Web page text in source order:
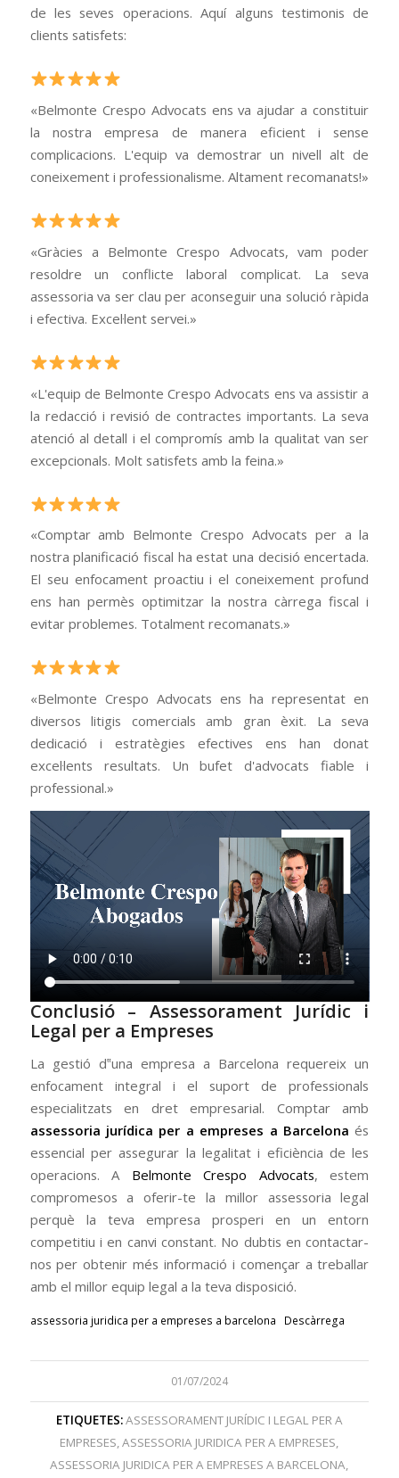
de les seves operacions. Aquí alguns testimonis de
clients satisfets:
«Belmonte Crespo Advocats ens va ajudar a constituir
la nostra empresa de manera eficient i sense
complicacions. L'equip va demostrar un nivell alt de
coneixement i professionalisme. Altament recomanats!»
«Gràcies a Belmonte Crespo Advocats, vam poder
resoldre un conflicte laboral complicat. La seva
assessoria va ser clau per aconseguir una solució ràpida
i efectiva. Excel·lent servei.»
«L'equip de Belmonte Crespo Advocats ens va assistir a
la redacció i revisió de contractes importants. La seva
atenció al detall i el compromís amb la qualitat van ser
excepcionals. Molt satisfets amb la feina.»
«Comptar amb Belmonte Crespo Advocats per a la
nostra planificació fiscal ha estat una decisió encertada.
El seu enfocament proactiu i el coneixement profund
ens han permès optimitzar la nostra càrrega fiscal i
evitar problemes. Totalment recomanats.»
«Belmonte Crespo Advocats ens ha representat en
diversos litigis comercials amb gran èxit. La seva
dedicació i estratègies efectives ens han donat
excel·lents resultats. Un bufet d'advocats fiable i
professional.»
Conclusió – Assessorament Jurídic i
Legal per a Empreses
La gestió d‟una empresa a Barcelona requereix un
enfocament integral i el suport de professionals
especialitzats en dret empresarial. Comptar amb
assessoria jurídica per a empreses a Barcelona és
essencial per assegurar la legalitat i eficiència de les
operacions. A Belmonte Crespo Advocats, estem
compromesos a oferir-te la millor assessoria legal
perquè la teva empresa prosperi en un entorn
competitiu i en canvi constant. No dubtis en contactar-
nos per obtenir més informació i començar a treballar
amb el millor equip legal a la teva disposició.
assessoria juridica per a empreses a barcelona Descàrrega
01/07/2024
ETIQUETES:ASSESSORAMENT JURÍDIC I LEGAL PER A
EMPRESES,ASSESSORIA JURIDICA PER A EMPRESES,
ASSESSORIA JURIDICA PER A EMPRESES A BARCELONA,